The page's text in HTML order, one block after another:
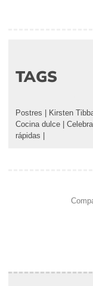
TAGS
Postres | Kirsten
Cocina dulce |
rápidas |